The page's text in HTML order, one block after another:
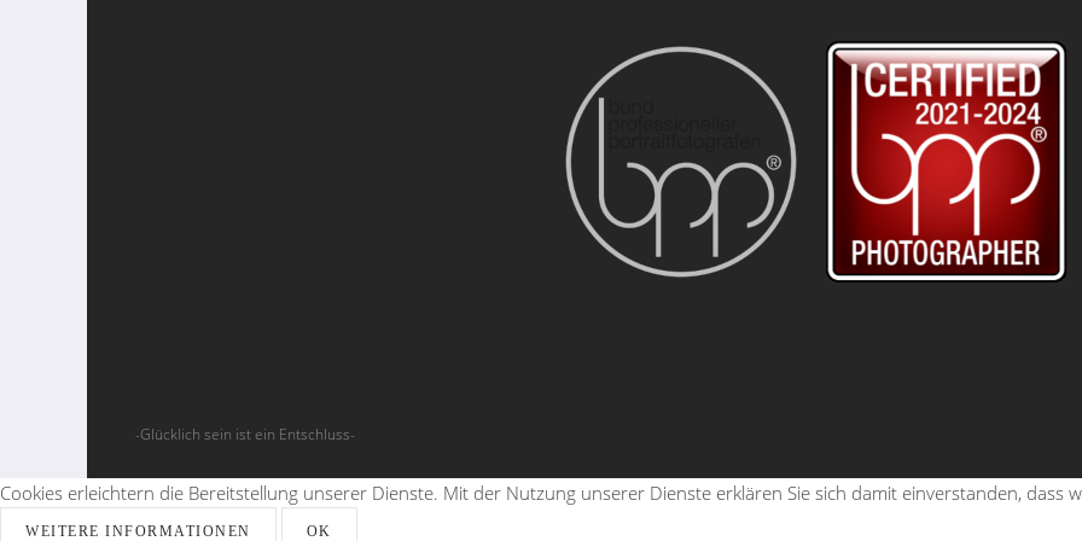
-Glücklich sein ist ein Entschluss-
Cookies erleichtern die Bereitstellung unserer Dienste. Mit der Nutzung unserer Dienste erklären Sie sich damit einverstanden, dass
WEITERE INFORMATIONEN OK